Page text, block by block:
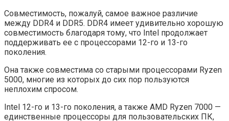
Совместимость, пожалуй, самое важное различие
между DDR4 и DDR5. DDR4 имеет удивительно хорошую
совместимость благодаря тому, что Intel продолжает
поддерживать ее с процессорами 12-го и 13-го
поколения.
Она также совместима со старыми процессорами Ryzen
5000, многие из которых до сих пор пользуются
неплохим спросом.
Intel 12-го и 13-го поколения, а также AMD Ryzen 7000 —
единственные процессоры для пользовательских ПК,